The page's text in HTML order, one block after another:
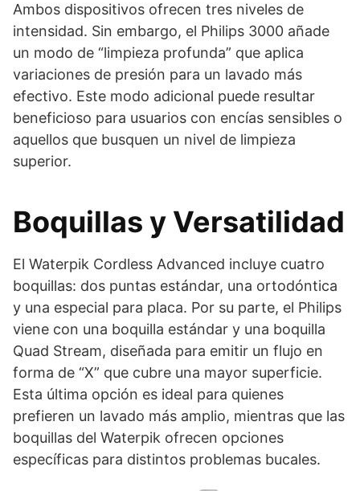
Ambos dispositivos ofrecen tres niveles de
intensidad. Sin embargo, el Philips 3000 añade
un modo de “limpieza profunda” que aplica
variaciones de presión para un lavado más
efectivo. Este modo adicional puede resultar
beneficioso para usuarios con encías sensibles o
aquellos que busquen un nivel de limpieza
superior.
Boquillas y Versatilidad
El Waterpik Cordless Advanced incluye cuatro
boquillas: dos puntas estándar, una ortodóntica
y una especial para placa. Por su parte, el Philips
viene con una boquilla estándar y una boquilla
Quad Stream, diseñada para emitir un flujo en
forma de “X” que cubre una mayor superficie.
Esta última opción es ideal para quienes
prefieren un lavado más amplio, mientras que las
boquillas del Waterpik ofrecen opciones
específicas para distintos problemas bucales.